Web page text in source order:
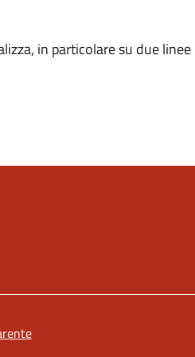
in particolare su due linee